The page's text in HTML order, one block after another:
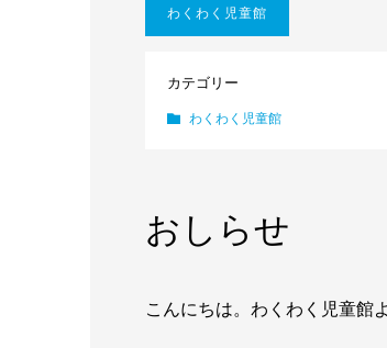
わくわく児童館
カテゴリー
わくわく児童館
おしらせ
こんにちは。わくわく児童館